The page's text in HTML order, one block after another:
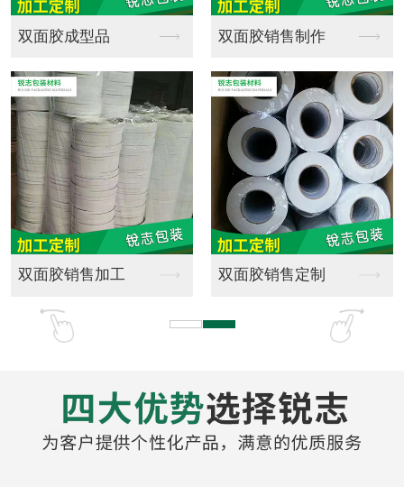
全新料EPE珍珠棉成... 海绵批发
珍珠棉材料销售